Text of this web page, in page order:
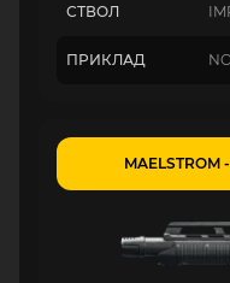
СТВОЛ
ПРИКЛАД